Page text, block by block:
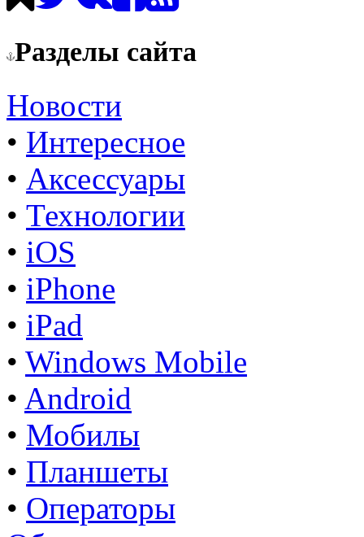
Разделы сайта
Новости
• Интересное
• Аксессуары
• Технологии
• iOS
• iPhone
• iPad
• Windows Mobile
• Android
• Мобилы
• Планшеты
• Операторы